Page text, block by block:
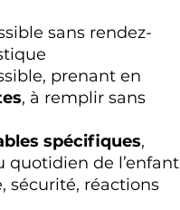
sans rendez-
prenant en
, à remplir sans
spécifiques,
quotidien de l’enfant
sécurité, réactions